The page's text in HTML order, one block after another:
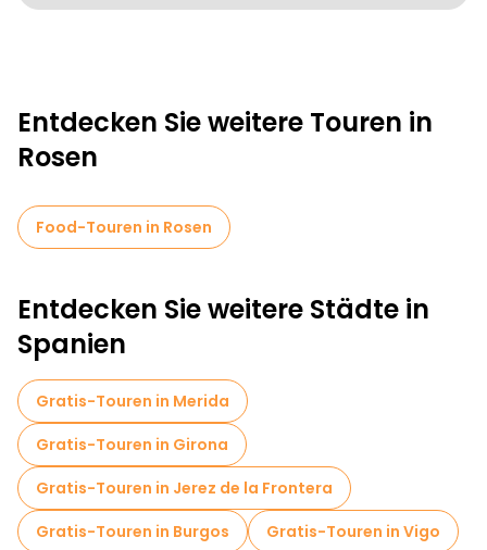
Entdecken Sie weitere Touren in
Rosen
Food-Touren in Rosen
Entdecken Sie weitere Städte in
Spanien
Gratis-Touren in Merida
Gratis-Touren in Girona
Gratis-Touren in Jerez de la Frontera
Gratis-Touren in Burgos
Gratis-Touren in Vigo